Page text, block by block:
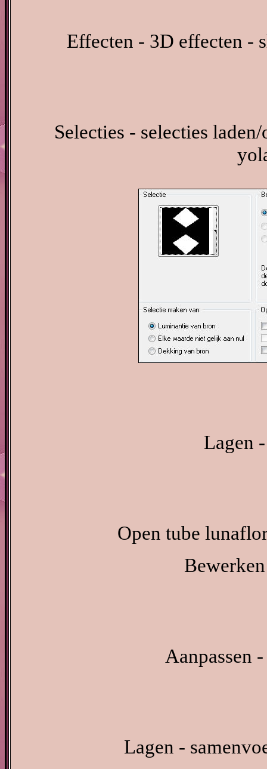
Effecten - 3D effecten -
Selecties - selecties
Lagen
Open tube
Aanpassen
Lagen -